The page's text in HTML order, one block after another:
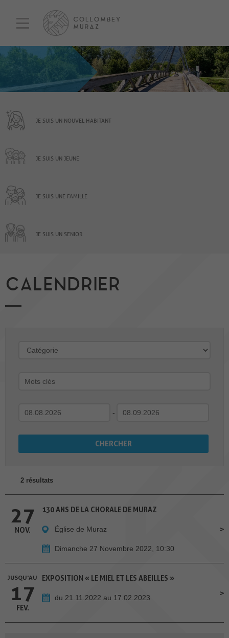
JE SUIS UN NOUVEL HABITANT
JE SUIS UN JEUNE
JE SUIS UNE FAMILLE
JE SUIS UN SENIOR
CALENDRIER
-
2 résultats
27
NOV.
130 ANS DE LA CHORALE DE MURAZ
Église de Muraz
Dimanche 27 Novembre 2022, 10:30
JUSQU'AU
17
FEV.
EXPOSITION « LE MIEL ET LES ABEILLES »
du 21.11.2022 au 17.02.2023